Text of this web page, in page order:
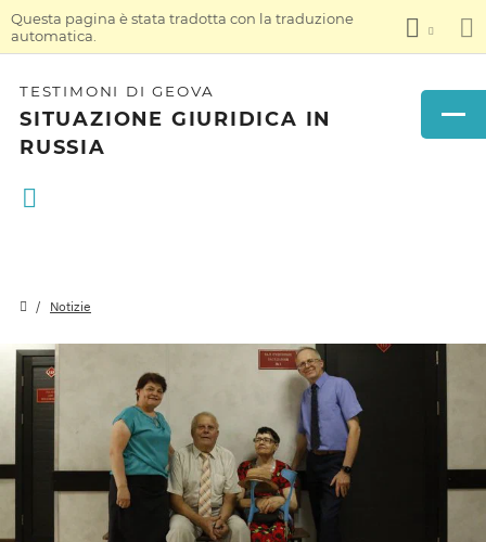
Questa pagina è stata tradotta con la traduzione
automatica.
TESTIMONI DI GEOVA
SITUAZIONE GIURIDICA IN
RUSSIA
Notizie